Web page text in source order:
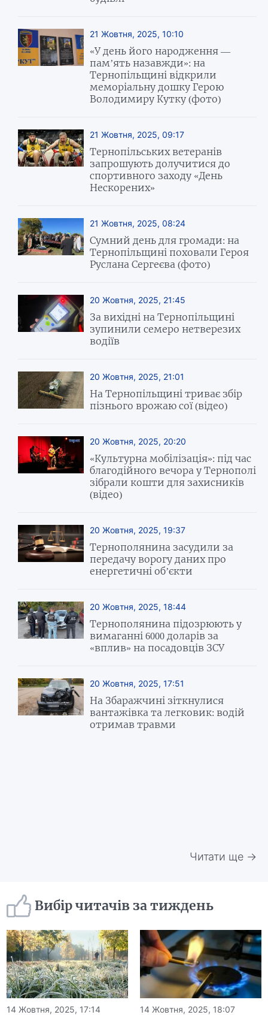
21 Жовтня, 2025, 10:10
«У день його народження —
пам’ять назавжди»: на
Тернопільщині відкрили
меморіальну дошку Герою
Володимиру Кутку (фото)
21 Жовтня, 2025, 09:17
Тернопільських ветеранів
запрошують долучитися до
спортивного заходу «День
Нескорених»
21 Жовтня, 2025, 08:24
Сумний день для громади: на
Тернопільщині поховали Героя
Руслана Сергеєва (фото)
20 Жовтня, 2025, 21:45
За вихідні на Тернопільщині
зупинили семеро нетверезих
водіїв
20 Жовтня, 2025, 21:01
На Тернопільщині триває збір
пізнього врожаю сої (відео)
20 Жовтня, 2025, 20:20
«Культурна мобілізація»: під час
благодійного вечора у Тернополі
зібрали кошти для захисників
(відео)
20 Жовтня, 2025, 19:37
Тернополянина засудили за
передачу ворогу даних про
енергетичні об’єкти
20 Жовтня, 2025, 18:44
Тернополянина підозрюють у
вимаганні 6000 доларів за
«вплив» на посадовців ЗСУ
20 Жовтня, 2025, 17:51
На Збаражчині зіткнулися
вантажівка та легковик: водій
отримав травми
Читати ще →
Вибір читачів за тиждень
14 Жовтня, 2025, 17:14 14 Жовтня, 2025, 18:07